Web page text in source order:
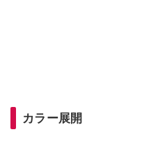
カラー展開